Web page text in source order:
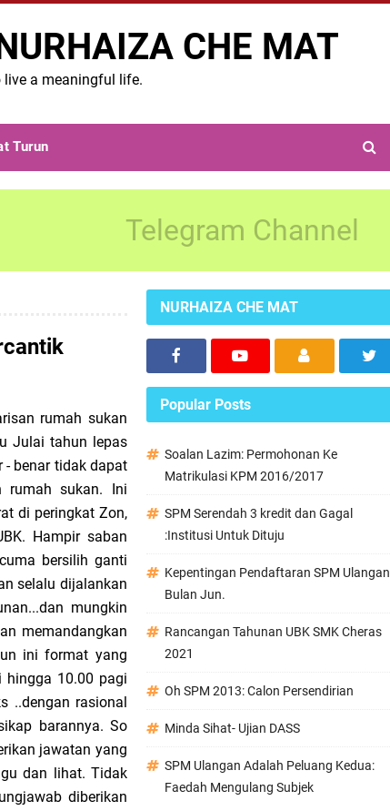
CHE MAT
live a meaningful life.
Turun
Telegram Channel
rumah sukan
Julai tahun lepas
- benar tidak dapat
rumah sukan. Ini
di peringkat Zon,
Hampir saban
bersilih ganti
selalu dijalankan
mungkin
memandangkan
ini format yang
hingga 10.00 pagi
..dengan rasional
barannya. So
jawatan yang
dan lihat. Tidak
diberikan
NURHAIZA CHE MAT
Popular Posts
Soalan Lazim: Permohonan Ke
Matrikulasi KPM 2016/2017
SPM Serendah 3 kredit dan Gagal
:Institusi Untuk Dituju
Kepentingan Pendaftaran SPM Ulangan
Bulan Jun.
Rancangan Tahunan UBK SMK Cheras
2021
Oh SPM 2013: Calon Persendirian
Minda Sihat- Ujian DASS
SPM Ulangan Adalah Peluang Kedua:
Faedah Mengulang Subjek